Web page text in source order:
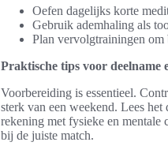
Oefen dagelijks korte
Gebruik ademhaling als
Plan vervolgtrainingen om
Praktische tips voor deelname
Voorbereiding is essentieel.
sterk van een weekend. Lees
rekening met fysieke en mentale
bij de juiste match.